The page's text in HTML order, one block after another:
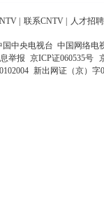
联系CNTV 人才招聘
国中央电视台 中国网络电
举报 京ICP证060535号
新出网证（京）